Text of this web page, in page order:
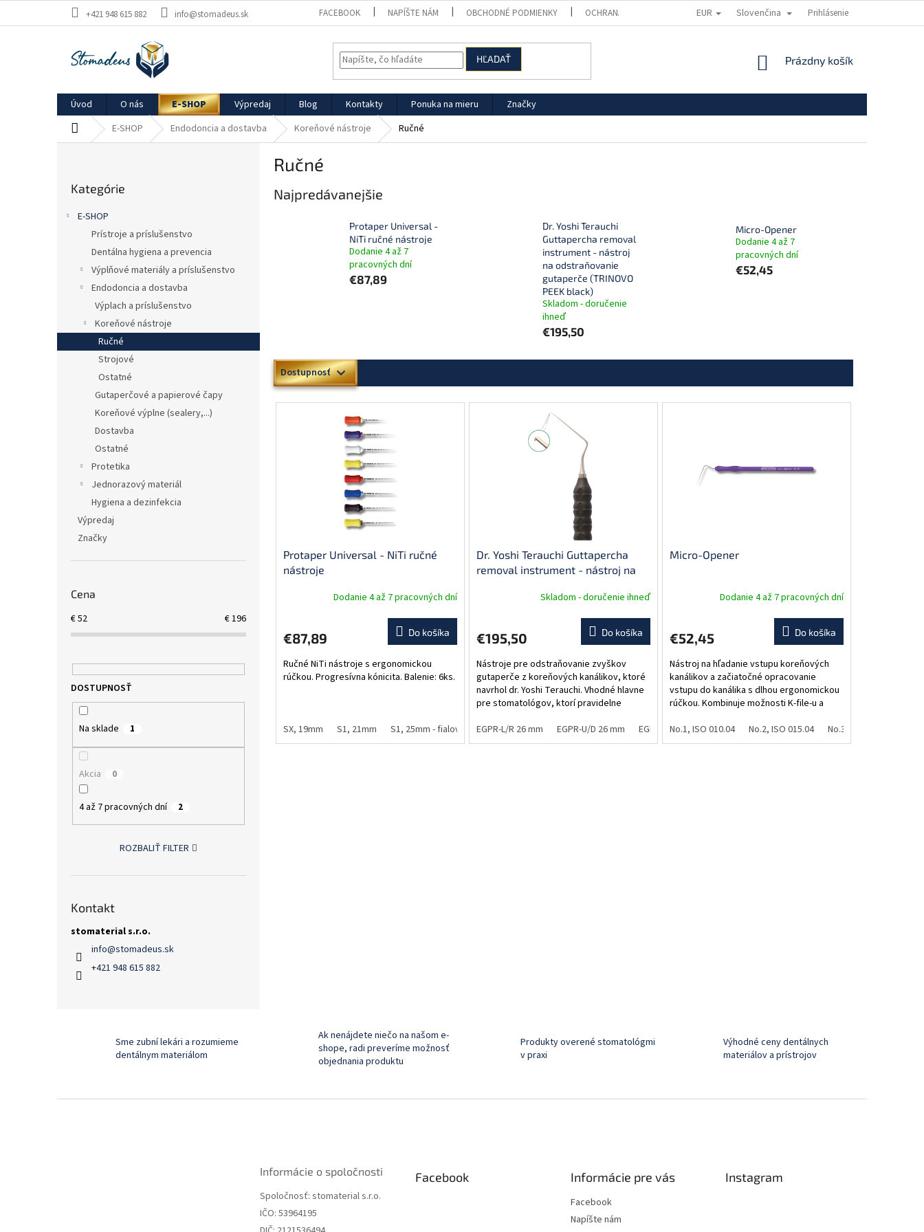
+421 948 615 882 info@stomadeus.sk FACEBOOK NAPÍŠTE NÁM OBCHODNÉ PODMIENKY OCHRANA OSOBNÝCH ÚDAJOV DOPRAVA A PLATBA
EUR Slovenčina Prihlásenie
HĽADAŤ
NÁKUPNÝ
Prázdny košík
Úvod O nás E-SHOP Výpredaj Blog Kontakty Ponuka na mieru
Značky
DomovE-SHOP Endodoncia a dostavba Koreňové nástroje Ručné
kategórie
Kategórie
E-SHOP
Prístroje a príslušenstvo
Dentálna hygiena a prevencia
Výplňové materiály a príslušenstvo
Endodoncia a dostavba
Výplach a príslušenstvo
Koreňové nástroje
Ručné
Strojové
Ostatné
Gutaperčové a papierové čapy
Koreňové výplne (sealery,...)
Dostavba
Ostatné
Protetika
Jednorazový materiál
Hygiena a dezinfekcia
Výpredaj
Značky
Cena
€52 €196
Na sklade 1
Akcia 0
4 až 7 pracovných dní 2
ROZBALIŤ FILTER
Kontakt
stomaterial s.r.o.
info@stomadeus.sk
+421 948 615 882
Ručné
Najpredávanejšie
Protaper Universal -
NiTi ručné nástroje
Dodanie 4 až 7
pracovných dní
€87,89
Dr. Yoshi Terauchi
Guttapercha removal
instrument - nástroj
na odstraňovanie
gutaperče (TRINOVO
PEEK black)
Skladom - doručenie
ihneď
€195,50
Micro-Opener
Dodanie 4 až 7
pracovných dní
€52,45
Dostupnosť
V
ý
Protaper Universal - NiTi ručné
nástroje
Dodanie 4 až 7 pracovných dní
€87,89 Do košíka
Ručné NiTi nástroje s ergonomickou
rúčkou. Progresívna kónicita. Balenie: 6ks.
SX, 19mm S1, 21mm S1, 25mm - fialová S2, 21mm S2, 25mm - biela F1, 21mm F1, 25mm - žltá F2, 21mm F2, 25mm - červená
Dr. Yoshi Terauchi Guttapercha
removal instrument - nástroj na
(TRINOVO PEEK black)Skladom - doručenie ihneď
€195,50 Do košíka
Nástroje pre odstraňovanie zvyškov
gutaperče z koreňových kanálikov, ktoré
navrhol dr. Yoshi Terauchi. Vhodné hlavne
pre stomatológov, ktorí pravidelne
Nástroje...
EGPR-L/R 26 mm EGPR-U/D 26 mm EGPR-L/R 18 mm EGPR-U/D 18 mm ELES 18/26 mm, diamond
Micro-Opener
Dodanie 4 až 7 pracovných dní
€52,45 Do košíka
Nástroj na hľadanie vstupu koreňových
kanálikov a začiatočné opracovanie
vstupu do kanálika s dlhou ergonomickou
rúčkou. Kombinuje možnosti K-file-u a
No.1, ISO 010.04
No.2, ISO 015.04 No.3, ISO 010.06
Sme zubní lekári a rozumieme
dentálnym materiálom
Ak nenájdete niečo na našom e-
shope, radi preveríme možnosť
objednania produktu
Produkty overené stomatológmi
v praxi
Výhodné ceny dentálnych
materiálov a prístrojov
Informácie o spoločnosti
Spoločnosť: stomaterial s.r.o.
IČO: 53964195
Facebook Informácie pre vás
Facebook
Napíšte nám
Instagram